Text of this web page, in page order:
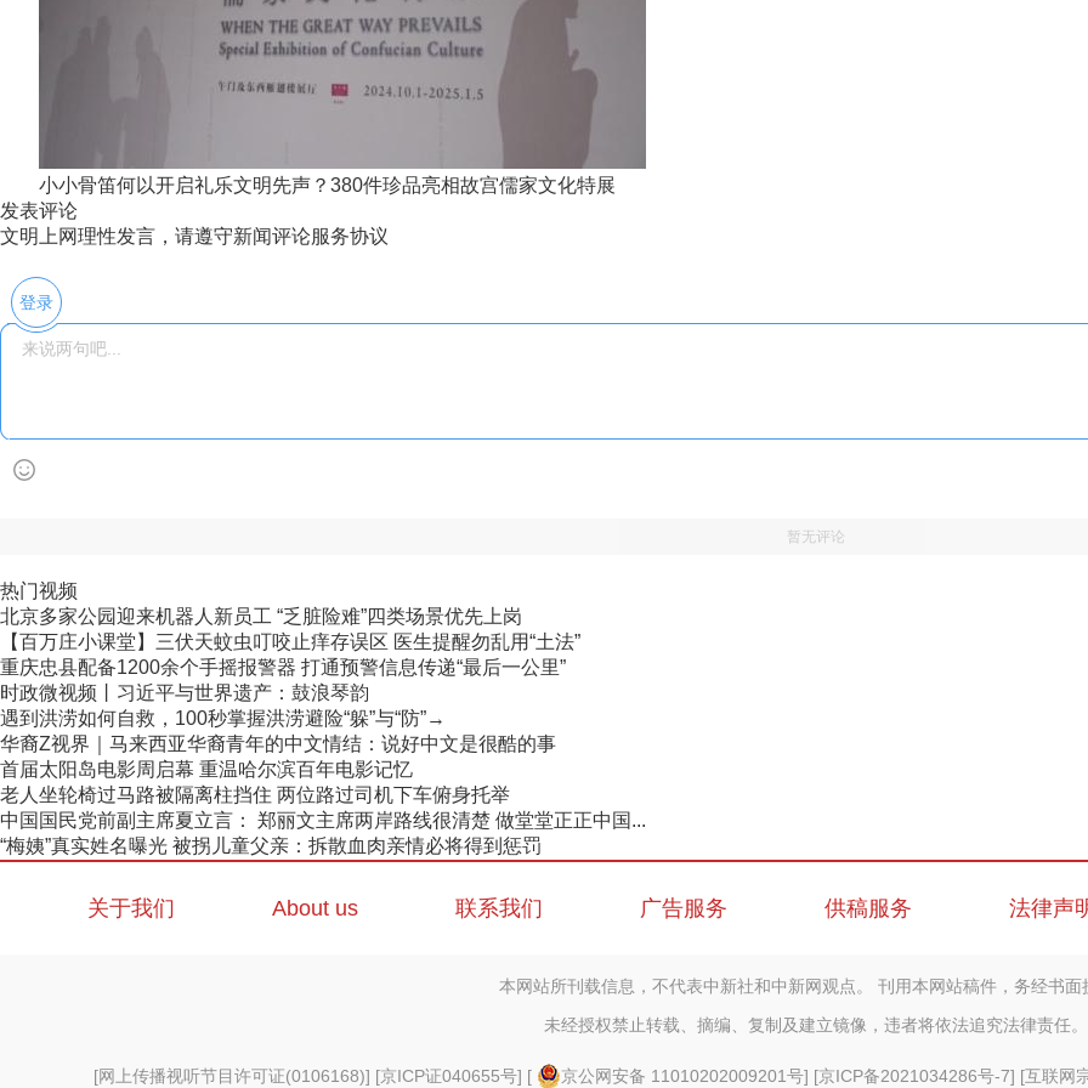
小小骨笛何以开启礼乐文明先声？380件珍品亮相故宫儒家文化特展
发表评论
文明上网理性发言，请遵守新闻评论服务协议
登录
暂无评论
热门视频
北京多家公园迎来机器人新员工 “乏脏险难”四类场景优先上岗
【百万庄小课堂】三伏天蚊虫叮咬止痒存误区 医生提醒勿乱用“土法”
重庆忠县配备1200余个手摇报警器 打通预警信息传递“最后一公里”
时政微视频丨习近平与世界遗产：鼓浪琴韵
遇到洪涝如何自救，100秒掌握洪涝避险“躲”与“防”→
华裔Z视界｜马来西亚华裔青年的中文情结：说好中文是很酷的事
首届太阳岛电影周启幕 重温哈尔滨百年电影记忆
老人坐轮椅过马路被隔离柱挡住 两位路过司机下车俯身托举
中国国民党前副主席夏立言： 郑丽文主席两岸路线很清楚 做堂堂正正中国...
“梅姨”真实姓名曝光 被拐儿童父亲：拆散血肉亲情必将得到惩罚
关于我们 About us 联系我们 广告服务 供稿服务 法律声
本网站所刊载信息，不代表中新社和中新网观点。 刊用本网站稿件，务经书面
未经授权禁止转载、摘编、复制及建立镜像，违者将依法追究法律责任。
[网上传播视听节目许可证(0106168)] [京ICP证040655号] [ 京公网安备 11010202009201号] [京ICP备2021034286号-7] [互联网